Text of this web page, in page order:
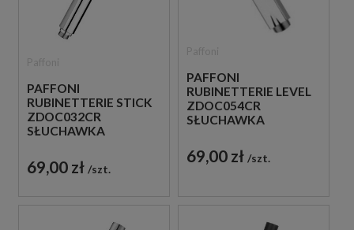
PAFFONI
RUBINETTERIE STICK
ZDOC032CR
SŁUCHAWKA
CHROM
69,00 zł szt.
PAFFONI
RUBINETTERIE LEVEL
ZDOC054CR
SŁUCHAWKA
CHROM
69,00 zł szt.